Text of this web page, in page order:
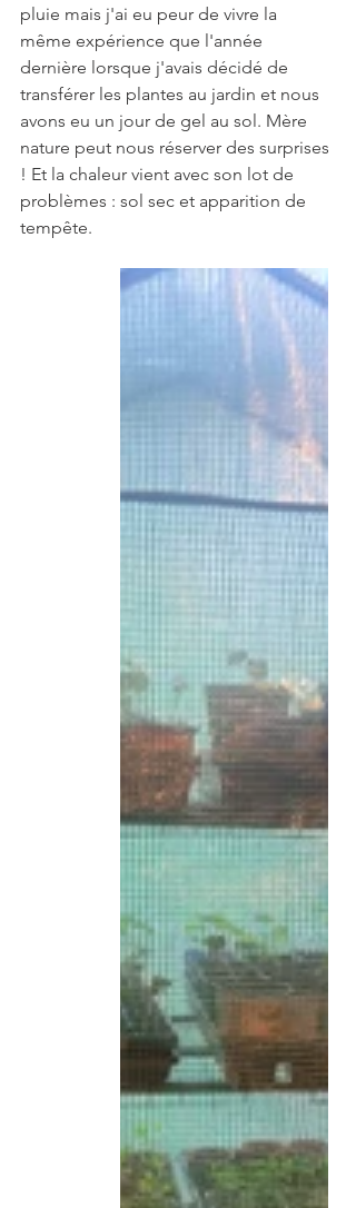
pluie mais j'ai eu peur de vivre la
même expérience que l'année
dernière lorsque j'avais décidé de
transférer les plantes au jardin et nous
avons eu un jour de gel au sol. Mère
nature peut nous réserver des surprises
! Et la chaleur vient avec son lot de
problèmes : sol sec et apparition de
tempête.